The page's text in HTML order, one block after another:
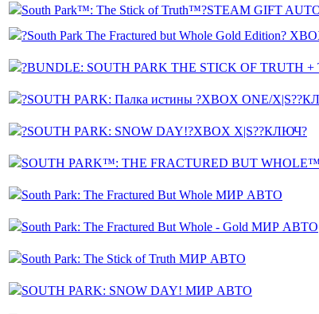
South Park™: The Stick of Truth™?STEAM GIFT
?South Park The Fractured but Whole Gold Edition?
?BUNDLE: SOUTH PARK THE STICK OF TRUTH
?SOUTH PARK: Палка истины ?XBOX ONE/
?SOUTH PARK: SNOW DAY!?XBOX X|S??КЛЮЧ?
SOUTH PARK™: THE FRACTURED BUT
South Park: The Fractured But Whole МИР АВТО
South Park: The Fractured But Whole - Gold МИР АВТО
South Park: The Stick of Truth МИР АВТО
SOUTH PARK: SNOW DAY! МИР АВТО